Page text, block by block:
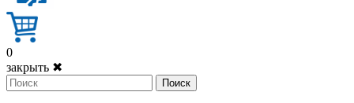
0
закрыть ✖
Поиск